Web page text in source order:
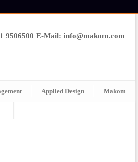
9506500 E-Mail: info@makom.com
Applied Design Makom